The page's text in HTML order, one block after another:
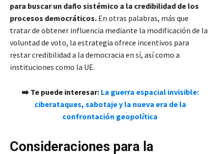
para buscar un daño sistémico a la credibilidad de los
procesos democráticos. En otras palabras, más que
tratar de obtener influencia mediante la modificación de la
voluntad de voto, la estrategia ofrece incentivos para
restar credibilidad a la democracia en sí, así como a
instituciones como la UE.
➡️ Te puede interesar: La guerra espacial invisible:
ciberataques, sabotaje y la nueva era de la
confrontación geopolítica
Consideraciones para la